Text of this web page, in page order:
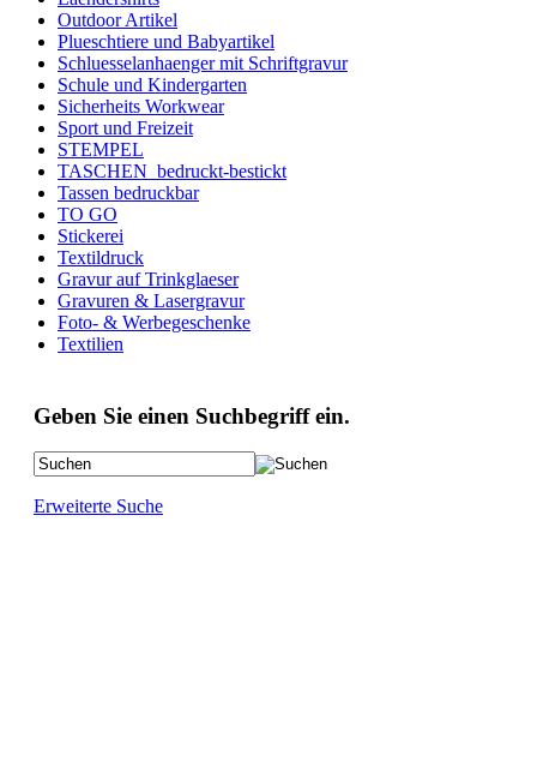
Outdoor Artikel
Plueschtiere und Babyartikel
Schluesselanhaenger mit Schriftgravur
Schule und Kindergarten
Sicherheits Workwear
Sport und Freizeit
STEMPEL
TASCHEN_bedruckt-bestickt
Tassen bedruckbar
TO GO
Stickerei
Textildruck
Gravur auf Trinkglaeser
Gravuren & Lasergravur
Foto- & Werbegeschenke
Textilien
Geben Sie einen Suchbegriff ein.
Erweiterte Suche